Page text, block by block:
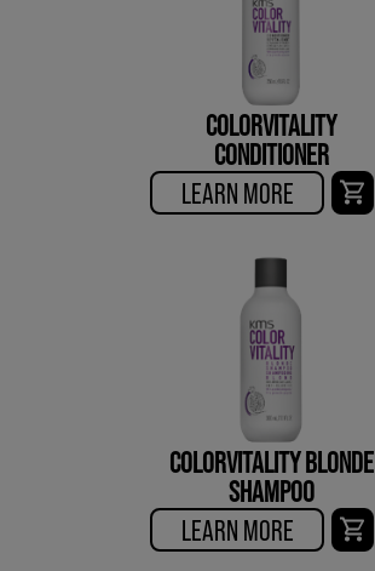
COLORVITALITY
CONDITIONER
LEARN MORE
COLORVITALITY BLONDE
SHAMPOO
LEARN MORE